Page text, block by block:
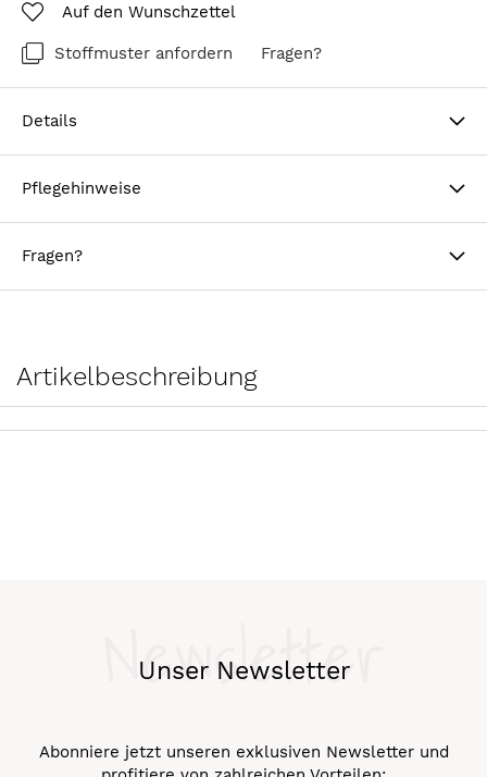
Auf den Wunschzettel
Stoffmuster anfordern Fragen?
Details
Pflegehinweise
Fragen?
Artikelbeschreibung
Unser Newsletter
Newsletter
Abonniere jetzt unseren exklusiven Newsletter und